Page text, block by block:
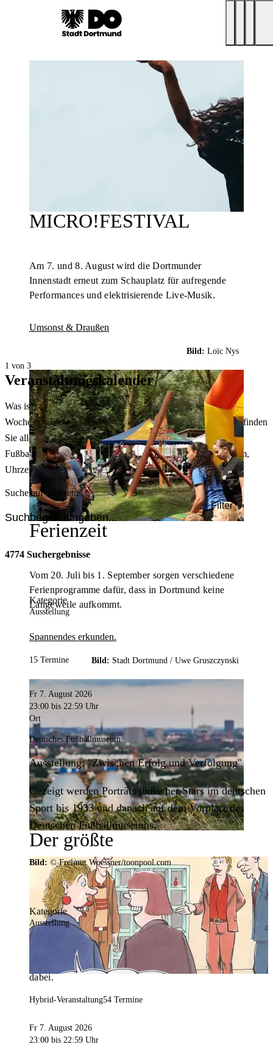
MICRO!FESTIVAL
Am 7. und 8. August wird die Dortmunder
Innenstadt erneut zum Schauplatz für aufregende
Performances und elektrisierende Live-Musik.
Umsonst & Draußen
Bild: Loïc Nys
Ferienzeit
Vom 20. Juli bis 1. September sorgen verschiedene
Ferienprogramme dafür, dass in Dortmund keine
Langeweile aufkommt.
Spannendes erkunden.
Bild: Stadt Dortmund / Uwe Gruszczynski
Der größte
Veranstaltungskalender der
Region
Mit weit über 4.000 Terminen ist der
Veranstaltungskalender der Stadt Dortmund der
umfangreichste der Region. Hier ist für alle was
dabei.
1 von 3
Veranstaltungskalender
Was ist heute in Dortmund los? Welche Konzerte gibt es am
Wochenende? Im größten Veranstaltungskalender Dortmunds finden
Sie alle Events – von der Stadt- oder Museumsführung übers
Fußballspiel bis zum Flohmarkt. Sie können dabei nach Datum,
Uhrzeit, Ort oder Art der Veranstaltung auswählen. Viel Spaß!
Suche auf Webseite
Filter
4774 Suchergebnisse
Kategorie
Ausstellung
15 Termine
Fr 7. August 2026
23:00 bis 22:59 Uhr
Ort
Deutsches Fußballmuseum
Ausstellung: "Zwischen Erfolg und Verfolgung"
Gezeigt werden Porträts jüdischer Stars im deutschen
Sport bis 1933 und danach auf dem Vorplatz des
Deutschen Fußballmuseums.
Bild: © Freimut Woessner/toonpool.com
Kategorie
Ausstellung
Hybrid-Veranstaltung54 Termine
Fr 7. August 2026
23:00 bis 22:59 Uhr